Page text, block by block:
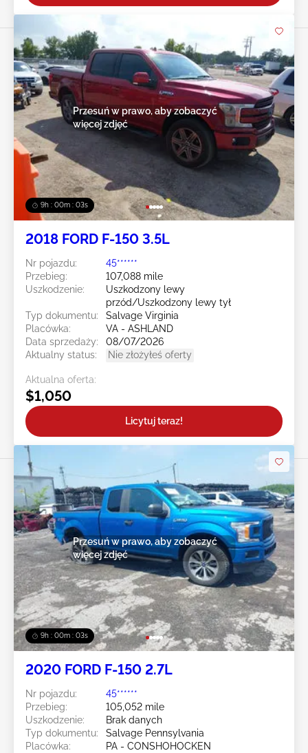
9h : 00m : 01s
Przesuń w prawo, aby zobaczyć
więcej zdjęć
2018 FORD F-150 3.5L
Nr pojazdu:
45******
Przebieg:
107,088 mile
Uszkodzenie:
Uszkodzony lewy
przód/Uszkodzony lewy tył
Typ dokumentu:
Salvage Virginia
Placówka:
VA - ASHLAND
Data sprzedaży:
08/07/2026
Aktualny status:
Nie złożyłeś oferty
Aktualna oferta:
$1,050
Licytuj teraz!
9h : 00m : 01s
Przesuń w prawo, aby zobaczyć
więcej zdjęć
2020 FORD F-150 2.7L
Nr pojazdu:
45******
Przebieg:
105,052 mile
Uszkodzenie:
Brak danych
Typ dokumentu:
Salvage Pennsylvania
Placówka:
PA - CONSHOHOCKEN